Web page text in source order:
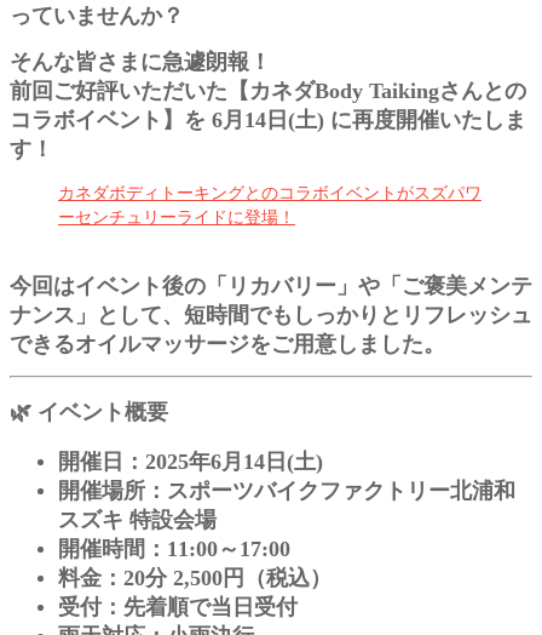
っていませんか？
そんな皆さまに急遽朗報！
前回ご好評いただいた【カネダBody Taikingさんとの
コラボイベント】を 6月14日(土) に再度開催いたしま
す！
カネダボディトーキングとのコラボイベントがスズパワ
ーセンチュリーライドに登場！
今回はイベント後の「リカバリー」や「ご褒美メンテ
ナンス」として、短時間でもしっかりとリフレッシュ
できるオイルマッサージをご用意しました。
🌿 イベント概要
開催日：2025年6月14日(土)
開催場所：スポーツバイクファクトリー北浦和
スズキ 特設会場
開催時間：11:00～17:00
料金：20分 2,500円（税込）
受付：先着順で当日受付